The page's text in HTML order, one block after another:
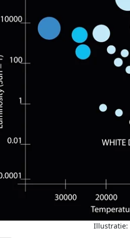
Illustratie: